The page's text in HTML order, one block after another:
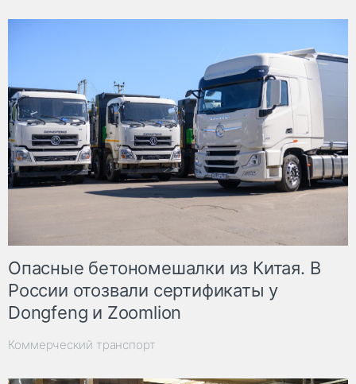
Опасные бетономешалки из Китая. В
России отозвали сертификаты у
Dongfeng и Zoomlion
Коммерческий транспорт